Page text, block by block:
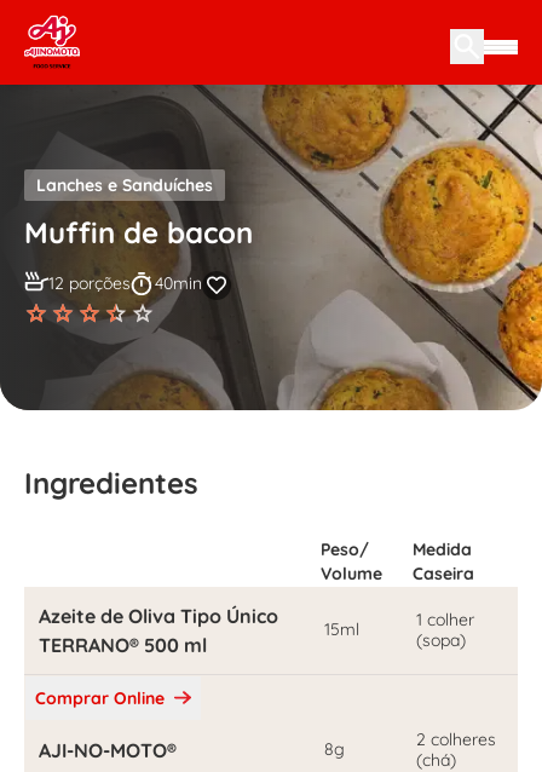
Skip to content
Lanches e Sanduíches
Muffin de bacon
12 porções 40min
Ingredientes
Peso/
Volume
Medida
Caseira
Azeite de Oliva Tipo Único
TERRANO® 500 ml
15ml
1 colher
(sopa)
Comprar Online
AJI-NO-MOTO® 8g
2 colheres
(chá)